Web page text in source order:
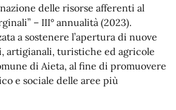
delle risorse afferenti al
– III° annualità (2023).
a sostenere l’apertura di nuove
artigianali, turistiche ed agricole
di Aieta, al fine di promuovere
e sociale delle aree più